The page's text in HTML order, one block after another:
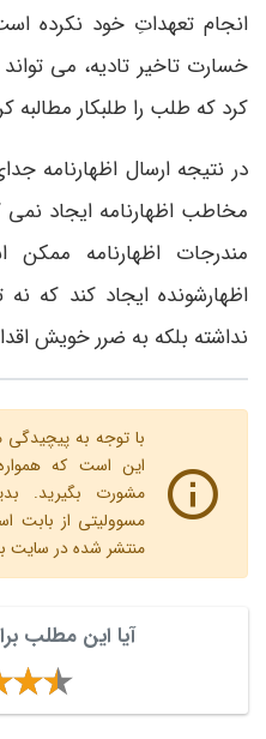
انجام تعهداتِ خود نکرده
خسارت تاخیر تادیه، می تواند
کرد که طلب را طلبکار مطالبه
در نتیجه ارسال اظهارنامه
مخاطب اظهارنامه ایجاد نمی
مندرجات اظهارنامه
اظهارشونده ایجاد کند که
نداشته بلکه به ضرر خویش
با توجه به پیچیدگی
این است که
مشورت بگیرید.
مسوولیتی از بابت
منتشر شده در سایت
آیا این مطلب